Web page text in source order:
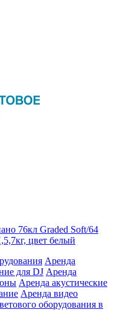
76кл Graded Soft/64
цвет белый
Аренда
для DJ Аренда
Аренда акустические
Аренда видео
оборудования в